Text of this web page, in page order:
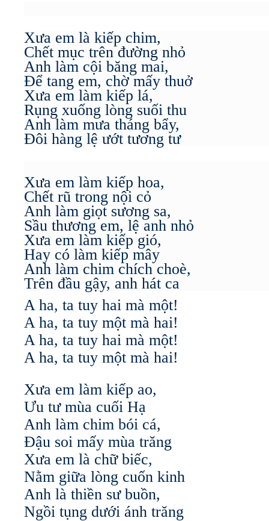
Xưa em là kiếp chim,
Chết mục trên đường nhỏ
Anh làm cội băng mai,
Để tang em, chờ mấy thuở
Xưa em làm kiếp lá,
Rụng xuống lòng suối thu
Anh làm mưa tháng bẩy,
Đôi hàng lệ ướt tương tư
Xưa em làm kiếp hoa,
Chết rũ trong nội cỏ
Anh làm giọt sương sa,
Sầu thương em, lệ anh nhỏ
Xưa em làm kiếp gió,
Hay có làm kiếp mây
Anh làm chim chích choè,
Trên đầu gậy, anh hát ca
A ha, ta tuy hai mà một!
A ha, ta tuy một mà hai!
A ha, ta tuy hai mà một!
A ha, ta tuy một mà hai!
Xưa em làm kiếp ao,
Ưu tư mùa cuối Hạ
Anh làm chim bói cá,
Đậu soi mấy mùa trăng
Xưa em là chữ biếc,
Nằm giữa lòng cuốn kinh
Anh là thiền sư buồn,
Ngồi tụng dưới ánh trăng